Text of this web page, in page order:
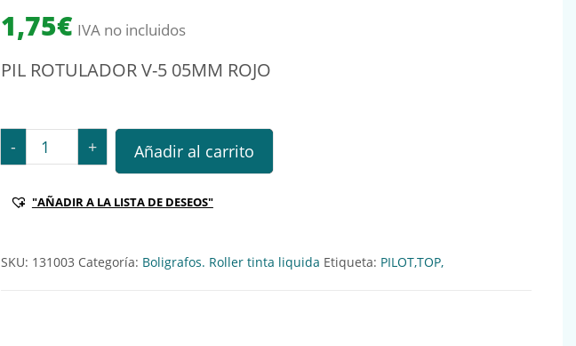
1,75€ IVA no incluidos
PIL ROTULADOR V-5 05MM ROJO
- PIL ROTULADOR V-5 05MM ROJO Ref.: 131003 cantidad
+ Añadir al carrito
"AÑADIR A LA LISTA DE DESEOS"
SKU: 131003 Categoría: Boligrafos. Roller tinta liquida Etiqueta: PILOT,TOP,